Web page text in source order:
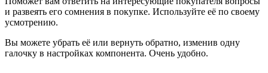
и развеять его сомнения в покупке. Используйте её по своему
усмотрению.
Вы можете убрать её или вернуть обратно, изменив одну
галочку в настройках компонента. Очень удобно.